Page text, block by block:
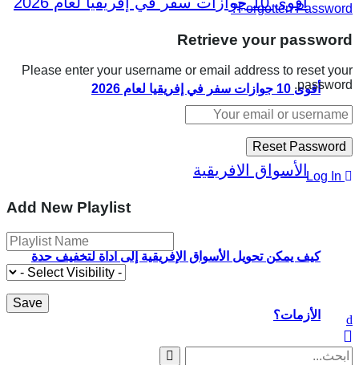
أقوى 10 جوازات سفر في إفريقيا لعام 2026
كيف يمكن تحويل الأسواق الإفريقية إلى أداة لتخفيف حدة
الأزمات؟
Forgotten Password?
Retrieve your password
Please enter your username or email address to reset your
password.
Log In
Add New Playlist